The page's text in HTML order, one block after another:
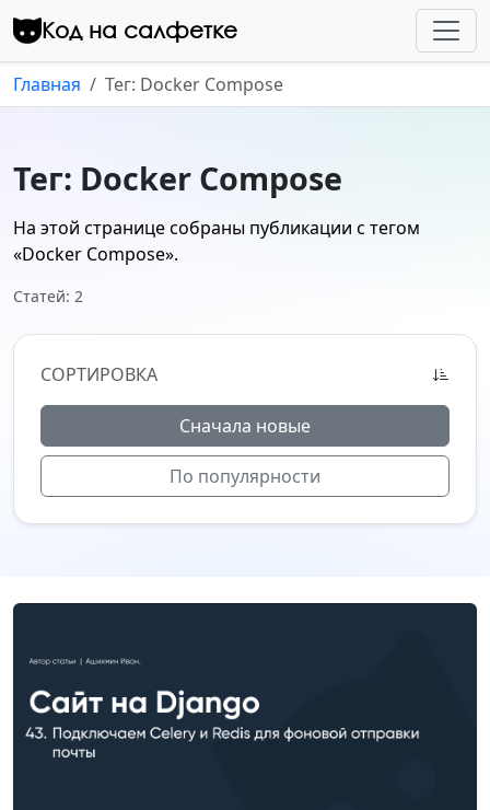
Перейти к контенту
Код на салфетке
Главная Тег: Docker Compose
Тег: Docker Compose
На этой странице собраны публикации с тегом
«Docker Compose».
Статей: 2
СОРТИРОВКА
Сначала новые
По популярности